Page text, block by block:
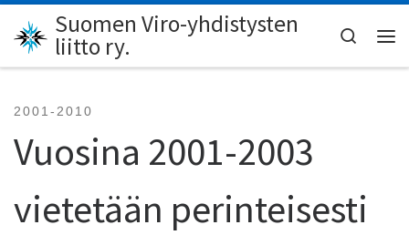
Skip to content
Suomen Viro-yhdistysten
liitto ry.
Search
2001-2010
Vuosina 2001-2003
vietetään perinteisesti